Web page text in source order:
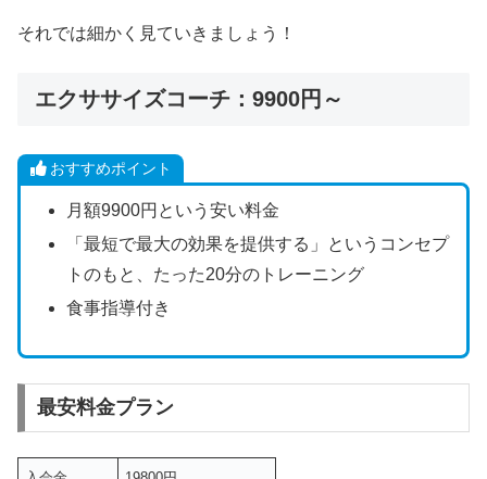
それでは細かく見ていきましょう！
エクササイズコーチ：9900円～
おすすめポイント
月額9900円という安い料金
「最短で最大の効果を提供する」というコンセプ
トのもと、たった20分のトレーニング
食事指導付き
最安料金プラン